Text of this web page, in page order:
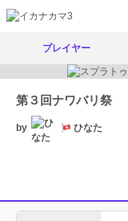
プレイヤー
第３回ナワバリ祭
by ひなた